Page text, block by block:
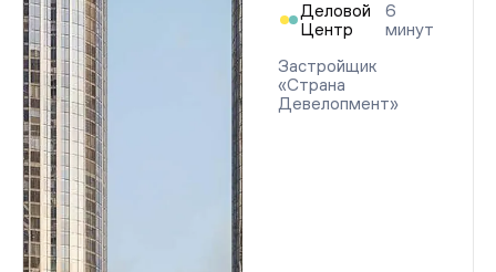
Деловой
Центр
6
минут
Застройщик
«Страна
Девелопмент»